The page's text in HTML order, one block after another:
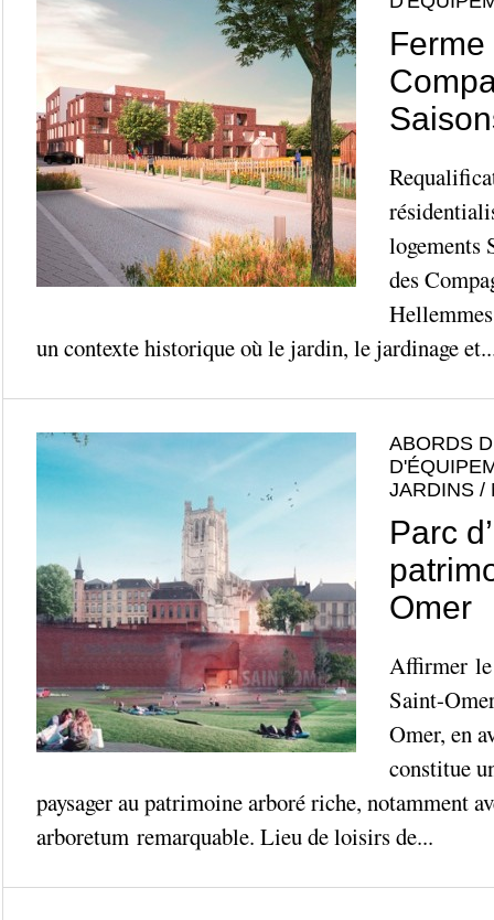
Ferme
logements
des
un contexte historique où le jardin, le jardinage
ABORDS
JARDINS /
Parc
Omer
Affirmer le
Saint-
Omer, en
constitue
paysager au patrimoine arboré riche, notamment
arboretum remarquable. Lieu de loisirs de...